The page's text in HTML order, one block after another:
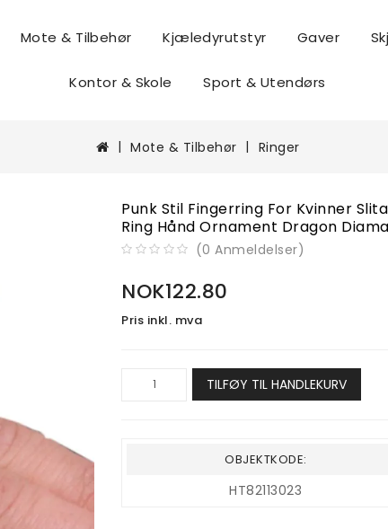
Mote & Tilbehør Kjæledyrutstyr Gaver
Kontor & Skole Sport & Utendørs
Mote & Tilbehør Ringer
Punk Stil Fingerring For Kvinner
Ring Hånd Ornament Dragon
(0 Anmeldelser)
NOK122.80
Pris inkl. mva
TILFØY TIL HANDLEKURV
OBJEKTKODE:
HT82113023